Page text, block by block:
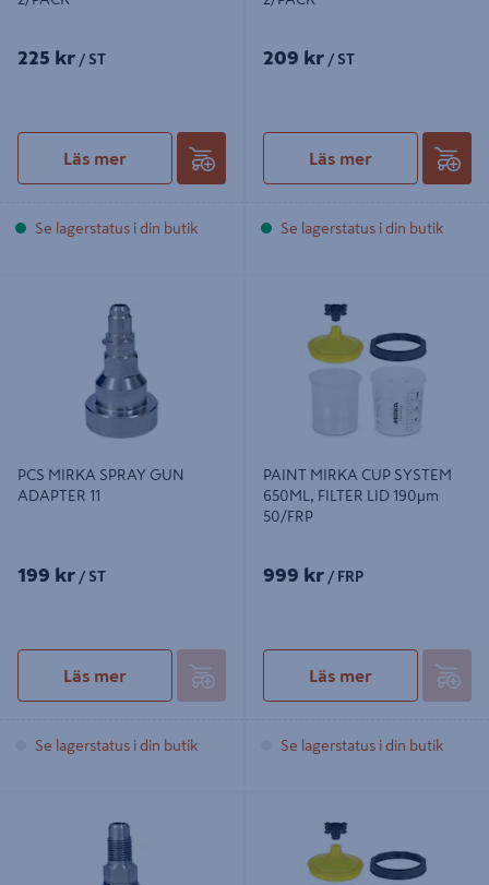
225 kr / ST
Läs mer
Se lagerstatus i din butik
209 kr / ST
Läs mer
Se lagerstatus i din butik
PCS MIRKA SPRAY GUN
ADAPTER 11
199 kr / ST
Läs mer
Se lagerstatus i din butik
FILTER LID 190µm 50/FRP
PAINT MIRKA CUP SYSTEM
650ML, FILTER LID 190µm
50/FRP
999 kr / FRP
Läs mer
Se lagerstatus i din butik
FILTER LID 190µm 50/FRP